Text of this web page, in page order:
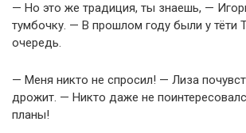
— Но это же традиция, ты знаешь, —
тумбочку. — В прошлом году были у тёти
очередь.
— Меня никто не спросил! — Лиза
дрожит. — Никто даже не
планы!